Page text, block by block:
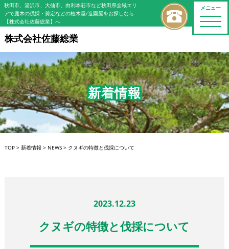
メニュー
toggle
秋田市、湯沢市、大仙市、由利本荘市など秋田県全域エリ
アで庭木の伐採・剪定などの植木屋/造園屋をお探しなら
【株式会社佐藤総業】へ
株式会社佐藤総業
新着情報
TOP> 新着情報 > NEWS> クヌギの特徴と伐採について
2023.12.23
クヌギの特徴と伐採について